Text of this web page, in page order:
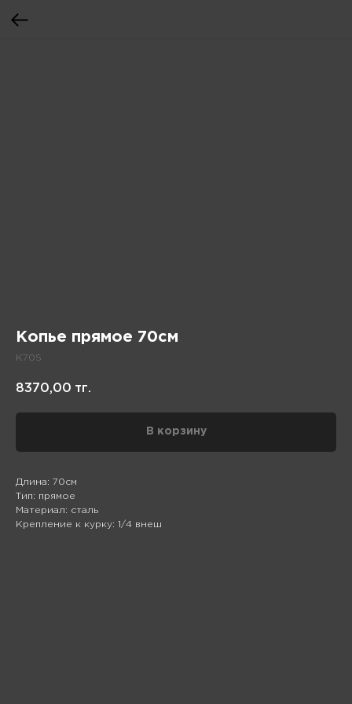
Копье прямое 70см
K70S
8370,00 тг.
В корзину
Длина: 70см
Тип: прямое
Материал: сталь
Крепление к курку: 1/4 внеш